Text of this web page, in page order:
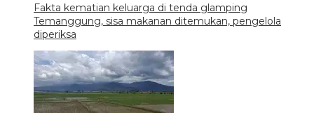
Fakta kematian keluarga di tenda glamping
Temanggung, sisa makanan ditemukan, pengelola
diperiksa